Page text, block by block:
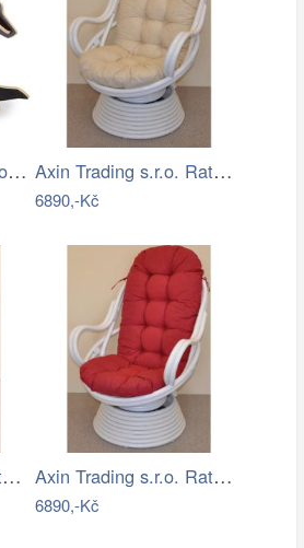
Hubero Kororo designové houpací psi… Axin Trading s.r.o. Ratanové houpací…
6890,-Kč
Axin Trading s.r.o. Ratanové houpací… Axin Trading s.r.o. Ratanové houpací…
6890,-Kč